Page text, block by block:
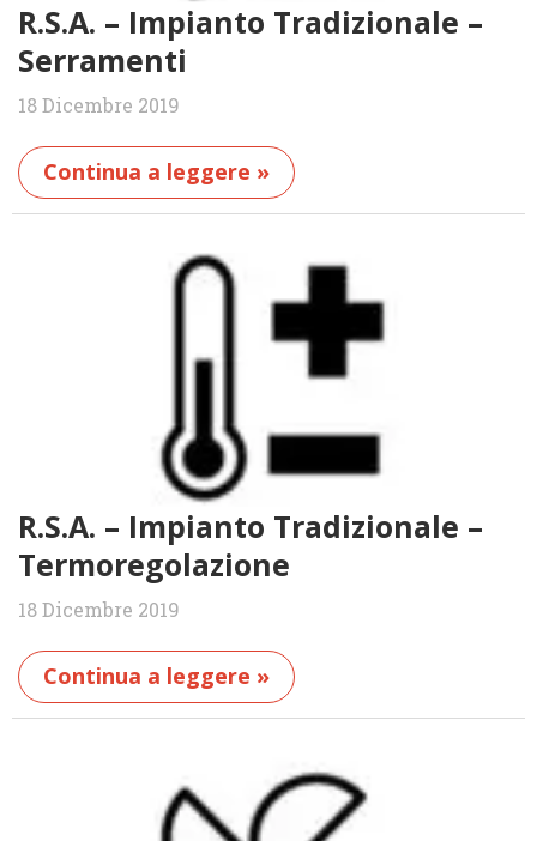
R.S.A. – Impianto Tradizionale –
Serramenti
18 Dicembre 2019
Continua a leggere »
R.S.A. – Impianto Tradizionale –
Termoregolazione
18 Dicembre 2019
Continua a leggere »